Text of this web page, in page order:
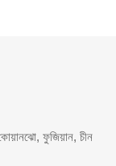
ফুজিয়ান, চীন